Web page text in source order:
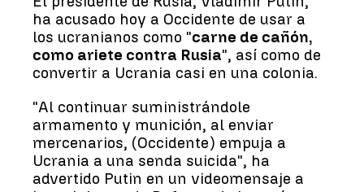
ha acusado hoy a Occidente de usar a
los ucranianos como "carne de cañón,
como ariete contra Rusia", así como de
convertir a Ucrania casi en una colonia.
"Al continuar suministrándole
armamento y munición, al enviar
mercenarios, (Occidente) empuja a
Ucrania a una senda suicida", ha
advertido Putin en un videomensaje a